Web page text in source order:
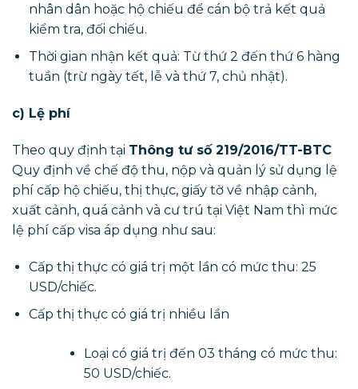
nhân dân hoặc hộ chiếu để cán bộ trả kết quả
kiểm tra, đối chiếu.
Thời gian nhận kết quả: Từ thứ 2 đến thứ 6 hàng
tuần (trừ ngày tết, lễ và thứ 7, chủ nhật).
c) Lệ phí
Theo quy định tại Thông tư số 219/2016/TT-BTC
Quy định về chế độ thu, nộp và quản lý sử dụng lệ
phí cấp hộ chiếu, thị thực, giấy tờ về nhập cảnh,
xuất cảnh, quá cảnh và cư trú tại Việt Nam thì mức
lệ phí cấp visa áp dụng như sau:
Cấp thị thực có giá trị một lần có mức thu: 25
USD/chiếc.
Cấp thị thực có giá trị nhiều lần
Loại có giá trị đến 03 tháng có mức thu:
50 USD/chiếc.